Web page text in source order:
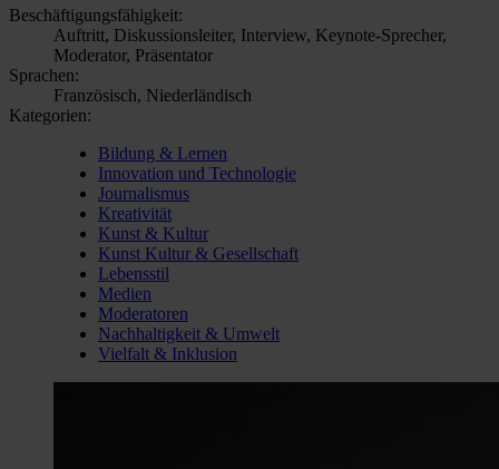
Beschäftigungsfähigkeit:
Auftritt, Diskussionsleiter, Interview, Keynote-Sprecher,
Moderator, Präsentator
Sprachen:
Französisch, Niederländisch
Kategorien:
Bildung & Lernen
Innovation und Technologie
Journalismus
Kreativität
Kunst & Kultur
Kunst Kultur & Gesellschaft
Lebensstil
Medien
Moderatoren
Nachhaltigkeit & Umwelt
Vielfalt & Inklusion